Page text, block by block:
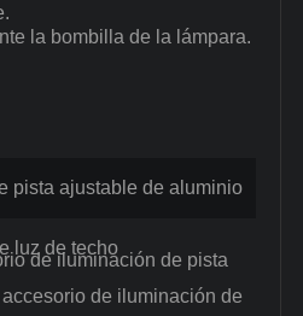
la bombilla de la lámpara.
pista ajustable de aluminio
luz de techo
de iluminación de pista
de iluminación de